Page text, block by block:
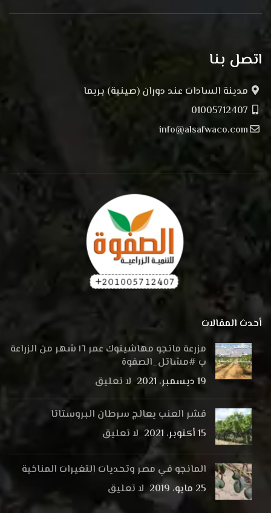
اتصل بنا
مدينة السادات عند دوران (صينية) بريما
info@alsafwaco.com
أحدث المقالات
مزرعة مانجو مهاشينوك عمر ١٦ شهر من الزراعة
ب #مشاتل_الصفوة
19 ديسمبر، 2021
لا تعليق
قشر العنب يعالج سرطان البروستاتا
15 أكتوبر، 2021
لا تعليق
المانجو في مصر وتحديات التغيرات المناخية
25 مايو، 2019
لا تعليق